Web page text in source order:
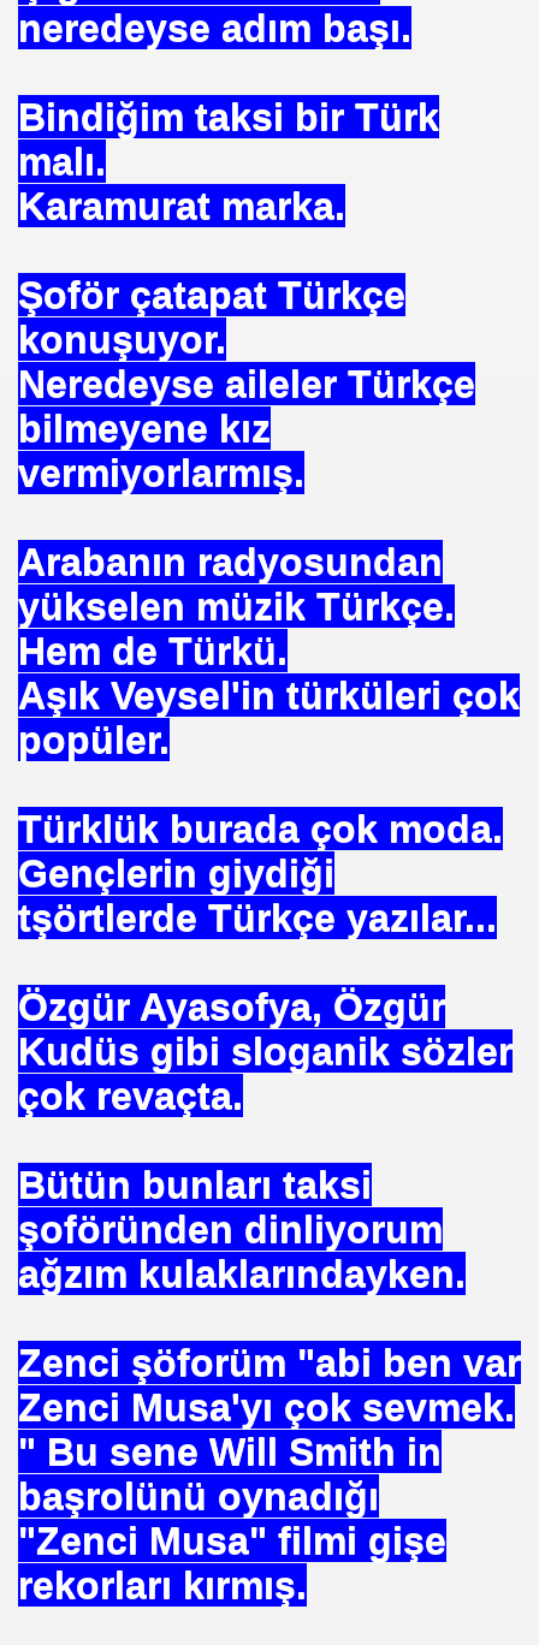
neredeyse adım başı.
Bindiğim taksi bir Türk
malı.
Karamurat marka.
Şoför çatapat Türkçe
konuşuyor.
Neredeyse aileler Türkçe
bilmeyene kız
vermiyorlarmış.
Arabanın radyosundan
yükselen müzik Türkçe.
Hem de Türkü.
Aşık Veysel'in türküleri çok
popüler.
Türklük burada çok moda.
Gençlerin giydiği
tşörtlerde Türkçe yazılar...
Özgür Ayasofya, Özgür
Kudüs gibi sloganik sözler
çok revaçta.
Bütün bunları taksi
şoföründen dinliyorum
ağzım kulaklarındayken.
Zenci şöforüm "abi ben var
Zenci Musa'yı çok sevmek.
" Bu sene Will Smith in
başrolünü oynadığı
"Zenci Musa" filmi gişe
rekorları kırmış.
EDİLİYOR YOSA
969 HAREKETİ
YAKIT SUNUMU. HALİÇ KONGRE MRK.
ALTINDA ERBAKANIN SUÇU NEDEN GÖNDERLDİ
İMAM NEDEN ATILDI
OL
Enerji Düzenleyicileri Konfederasyonu
ERDOĞAN
UYGULANDI-